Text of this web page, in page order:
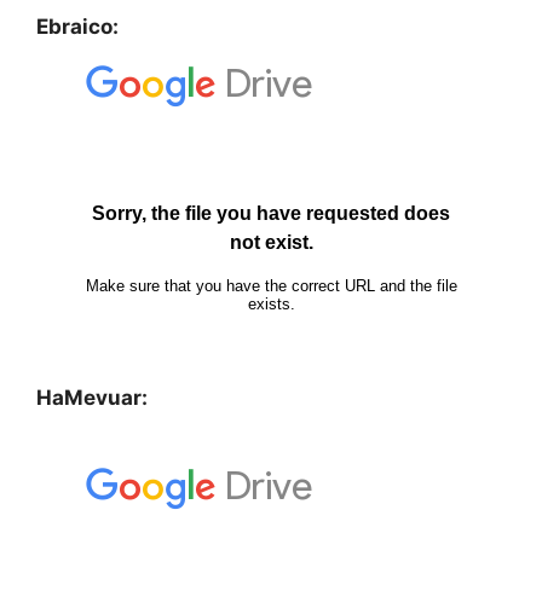
Ebraico:
HaMevuar: